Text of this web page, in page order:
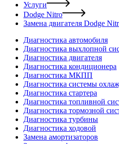
Услуги
Dodge Nitro
Замена двигателя Dodge
Диагностика автомобиля
Диагностика выхлопной
Диагностика двигателя
Диагностика кондиционера
Диагностика МКПП
Диагностика системы
Диагностика стартера
Диагностика топливной
Диагностика тормозной
Диагностика турбины
Диагностика ходовой
Замена амортизаторов